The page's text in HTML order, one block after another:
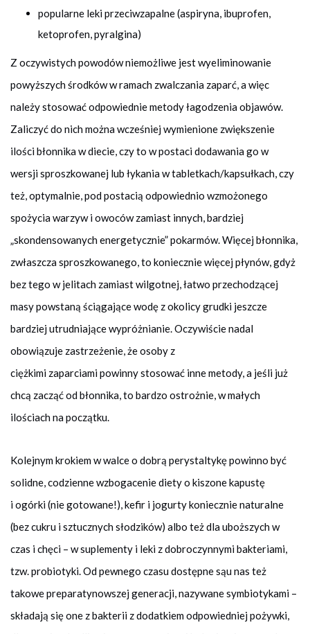
popularne leki przeciwzapalne (aspiryna, ibuprofen,
ketoprofen, pyralgina)
Z oczywistych powodów niemożliwe jest wyeliminowanie
powyższych środków w ramach zwalczania zaparć, a więc
należy stosować odpowiednie metody łagodzenia objawów.
Zaliczyć do nich można wcześniej wymienione zwiększenie
ilości błonnika w diecie, czy to w postaci dodawania go w
wersji sproszkowanej lub łykania w tabletkach/kapsułkach, czy
też, optymalnie, pod postacią odpowiednio wzmożonego
spożycia warzyw i owoców zamiast innych, bardziej
„skondensowanych energetycznie” pokarmów. Więcej błonnika,
zwłaszcza sproszkowanego, to koniecznie więcej płynów, gdyż
bez tego w jelitach zamiast wilgotnej, łatwo przechodzącej
masy powstaną ściągające wodę z okolicy grudki jeszcze
bardziej utrudniające wypróżnianie. Oczywiście nadal
obowiązuje zastrzeżenie, że osoby z
ciężkimi zaparciami powinny stosować inne metody, a jeśli już
chcą zacząć od błonnika, to bardzo ostrożnie, w małych
ilościach na początku.
Kolejnym krokiem w walce o dobrą perystaltykę powinno być
solidne, codzienne wzbogacenie diety o kiszone kapustę
i ogórki (nie gotowane!), kefir i jogurty koniecznie naturalne
(bez cukru i sztucznych słodzików) albo też dla uboższych w
czas i chęci – w suplementy i leki z dobroczynnymi bakteriami,
tzw. probiotyki. Od pewnego czasu dostępne sąu nas też
takowe preparatynowszej generacji, nazywane symbiotykami –
składają się one z bakterii z dodatkiem odpowiedniej pożywki,